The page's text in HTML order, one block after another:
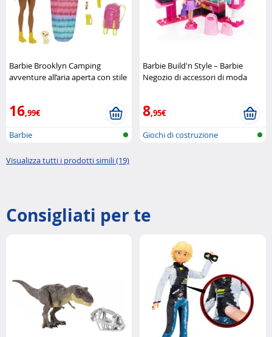
Barbie Brooklyn Camping
avventure all’aria aperta con stile
16,99€
Barbie
Barbie Build'n Style – Barbie
Negozio di accessori di moda
8,95€
Giochi di costruzione
Visualizza tutti i prodotti simili (19)
Consigliati per te